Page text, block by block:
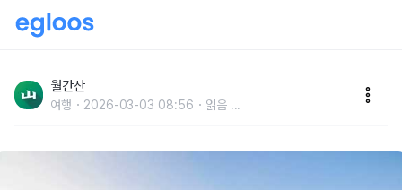
월간산
여행 2026-03-03 08:56 읽음 ...